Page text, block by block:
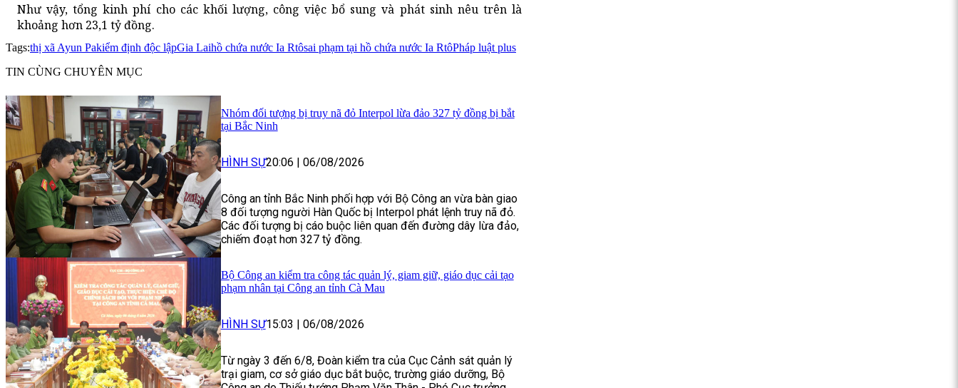
Như vậy, tổng kinh phí cho các khối lượng, công việc bổ sung và phát sinh nêu trên là
khoảng hơn 23,1 tỷ đồng.
Tags:thị xã Ayun Pakiểm định độc lậpGia Laihồ chứa nước Ia Rtôsai phạm tại hồ chứa nước Ia RtôPháp luật plus
TIN CÙNG CHUYÊN MỤC
Nhóm đối tượng bị truy nã đỏ Interpol lừa đảo 327 tỷ đồng bị bắt
tại Bắc Ninh
HÌNH SỰ20:06 | 06/08/2026
Công an tỉnh Bắc Ninh phối hợp với Bộ Công an vừa bàn giao
8 đối tượng người Hàn Quốc bị Interpol phát lệnh truy nã đỏ.
Các đối tượng bị cáo buộc liên quan đến đường dây lừa đảo,
chiếm đoạt hơn 327 tỷ đồng.
Bộ Công an kiểm tra công tác quản lý, giam giữ, giáo dục cải tạo
phạm nhân tại Công an tỉnh Cà Mau
HÌNH SỰ15:03 | 06/08/2026
Từ ngày 3 đến 6/8, Đoàn kiểm tra của Cục Cảnh sát quản lý
trại giam, cơ sở giáo dục bắt buộc, trường giáo dưỡng, Bộ